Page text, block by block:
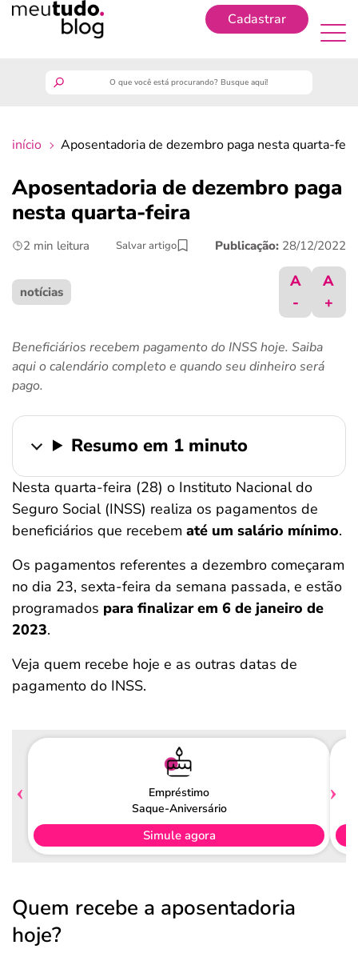
Cadastrar
finanças
benefícios
crédito fácil
ferramentas
início Aposentadoria de dezembro paga nesta quarta-
Aposentadoria de dezembro paga
nesta quarta-feira
2 min leitura Salvar artigo Publicação: 28/12/2022
notícias
A
-
A
+
Beneficiários recebem pagamento do INSS hoje. Saiba
aqui o calendário completo e quando seu dinheiro será
pago.
Resumo em 1 minuto
Nesta quarta-feira (28) o Instituto Nacional do
Seguro Social (INSS) realiza os pagamentos de
beneficiários que recebem até um salário mínimo.
Os pagamentos referentes a dezembro começaram
no dia 23, sexta-feira da semana passada, e estão
programados para finalizar em 6 de janeiro de
2023.
Veja quem recebe hoje e as outras datas de
pagamento do INSS.
Empréstimo
Saque-Aniversário
Simule agora
Quem recebe a aposentadoria
hoje?